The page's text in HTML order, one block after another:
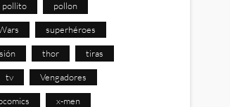
pollito pollon
superhéroes
thor tiras
tv Vengadores
x-men